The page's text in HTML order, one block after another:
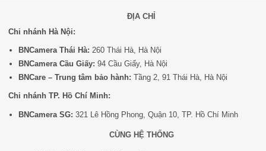
ĐỊA CHỈ
Chi nhánh Hà Nội:
BNCamera Thái Hà: 260 Thái Hà, Hà Nội
BNCamera Cầu Giấy: 94 Cầu Giấy, Hà Nội
BNCare – Trung tâm bảo hành: Tầng 2, 91 Thái Hà, Hà Nội
Chi nhánh TP. Hồ Chí Minh:
BNCamera SG: 321 Lê Hồng Phong, Quận 10, TP. Hồ Chí Minh
CÙNG HỆ THỐNG